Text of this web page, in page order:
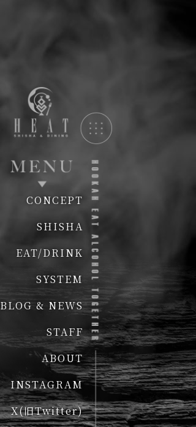
CONCEPT
SHISHA
EAT/DRINK
SYSTEM
BLOG & NEWS
STAFF
ABOUT
INSTAGRAM
X(旧Twitter)